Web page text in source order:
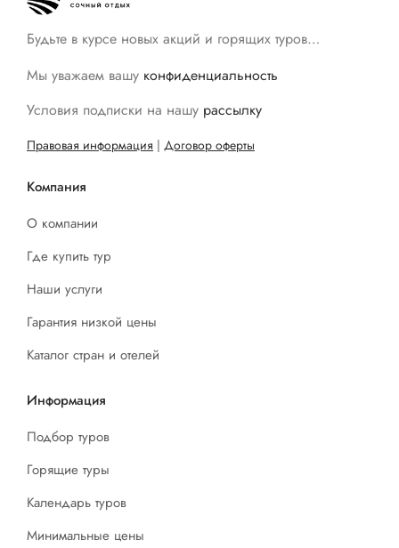
Будьте в курсе новых акций и горящих туров…
Мы уважаем вашу конфиденциальность
Условия подписки на нашу рассылку
Правовая информация | Договор оферты
Компания
О компании
Где купить тур
Наши услуги
Гарантия низкой цены
Каталог стран и отелей
Информация
Подбор туров
Горящие туры
Календарь туров
Минимальные цены